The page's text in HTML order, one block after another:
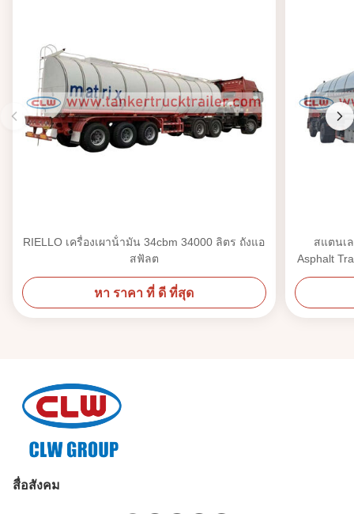
RIELLO เครื่องเผาน้ํามัน 34cbm 34000 ลิตร ถังแอ
สฟัลต
หา ราคา ที่ ดี ที่สุด
สแตนเ
Asphalt
สื่อสังคม